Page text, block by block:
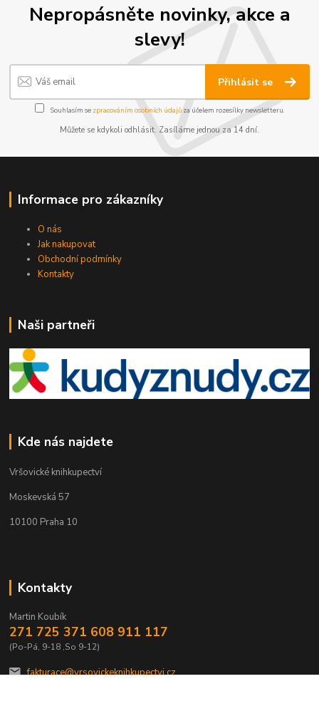
Nepropásněte novinky, akce a
slevy!
Přihlásit se
Souhlasím se zpracováním osobních údajůza účelem rozesílky newsletteru.
Můžete se kdykoli odhlásit. Zasíláme jednou za 14 dní.
Informace pro zákazníky
O nás
Jak nakupovat
Obchodní podmínky
Kontakty
Naši partneři
Kde nás najdete
Vršovické knihkupectví
Moskevská 57
10100 Praha 10
Kontakty
Martin Koubík
271 725 371 608 911 117
(Po-Pá, 9-18 ,So 9-12)
fakturace@vrsovickeknihkupectvi.cz